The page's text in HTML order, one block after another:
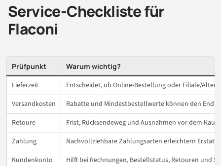
Service-Checkliste für
Flaconi
Prüfpunkt Warum wichtig?
Lieferzeit
Entscheidet, ob Online-Bestellung oder Filiale/
Versandkosten
Rabatte und Mindestbestellwerte können den
Retoure
Frist, Rücksendeweg und Ausnahmen vor dem Kauf
Zahlung
Nachvollziehbare Zahlungsarten erleichtern
Kundenkonto
Hilft bei Rechnungen, Bestellstatus, Retouren und